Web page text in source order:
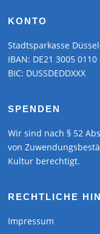
KONTO
Stadtsparkasse
IBAN: DE21 3005
BIC: DUSSDEDDXXX
SPENDEN
Wir sind nach § 52
von
Kultur berechtigt.
RECHTLICHE
Impressum